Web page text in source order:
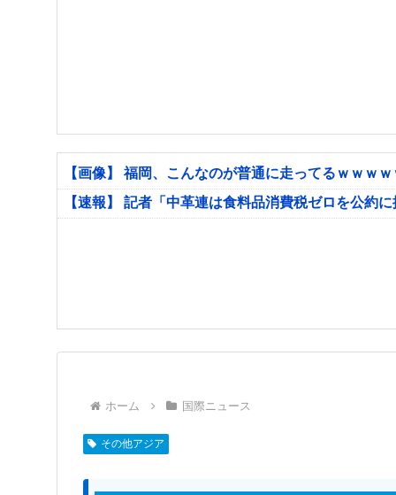
【画像】 福岡、こんなのが普通に走ってるｗｗｗ
【速報】 記者「中革連は食料品消費税ゼロを公約
ホーム 国際ニュース
その他アジア